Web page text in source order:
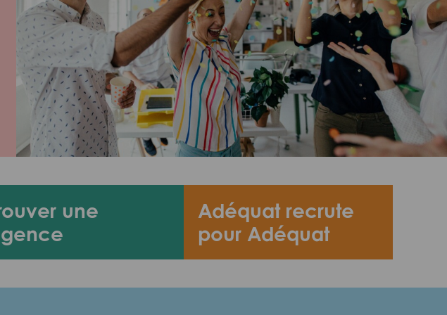
une
Adéquat recrute
pour Adéquat